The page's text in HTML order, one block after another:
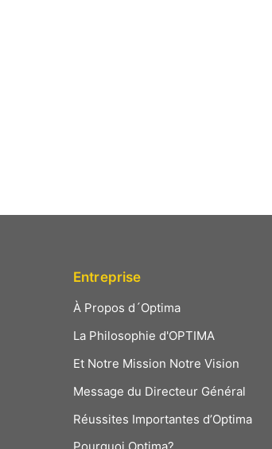
Entreprise
À Propos d´Optima
La Philosophie d'OPTIMA
Et Notre Mission Notre Vision
Message du Directeur Général
Réussites Importantes d’Optima